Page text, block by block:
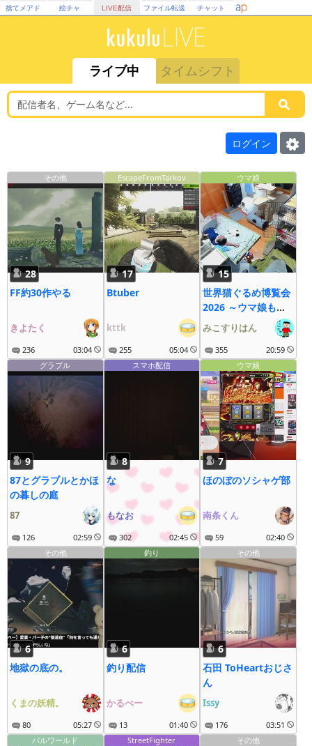
捨てメアド 絵チャ LIVE配信 ファイル転送 チャット
ライブ中 タイムシフト
ログイン
その他
28
FF約30作やる
きよたく
236 03:04
EscapeFromTarkov
17
Btuber
kttk
255 05:04
ウマ娘
15
世界猫ぐるめ博覧会
2026 ～ウマ娘も大
疾走にゃ～
みこすりはん
355
20:59
グラブル
9
87とグラブルとかほ
の暮しの庭
87
126 02:59
スマホ配信
8
な
もなお
302 02:45
ウマ娘
7
ほのぼのソシャゲ部
南条くん
59
02:40
その他
6
地獄の底の。
くまの妖精。
80 05:27
釣り
6
釣り配信
かるべー
13 01:40
その他
6
石田 ToHeartおじさ
ん
Issy
176
03:51
パルワールド
StreetFighter その他